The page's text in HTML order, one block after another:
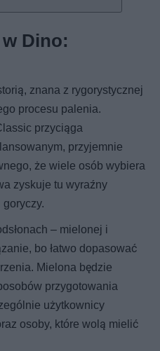
Dino:
znana z rygorystycznej
procesu palenia.
przyciąga
przyjemnie
że wiele osób wybiera
zyskuje tu wyraźny
– mielonej i
bo łatwo dopasować
Mielona będzie
przygotowania
użytkownicy
osoby, które wolą mielić